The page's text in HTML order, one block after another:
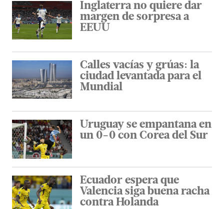
Inglaterra no quiere dar
margen de sorpresa a
EEUU
Calles vacías y grúas: la
ciudad levantada para el
Mundial
Uruguay se empantana en
un 0-0 con Corea del Sur
Ecuador espera que
Valencia siga buena racha
contra Holanda